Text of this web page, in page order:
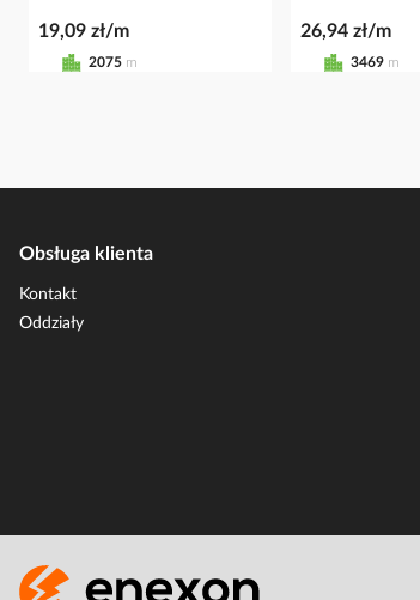
19,09 zł/m
2075 m
26,94 zł/m
3469 m
Obsługa klienta
Kontakt
Oddziały